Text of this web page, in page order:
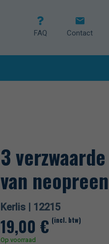
FAQ Contact
3
van neopreen
Kerlis | 12215
19,00 € (incl. btw)
Op voorraad